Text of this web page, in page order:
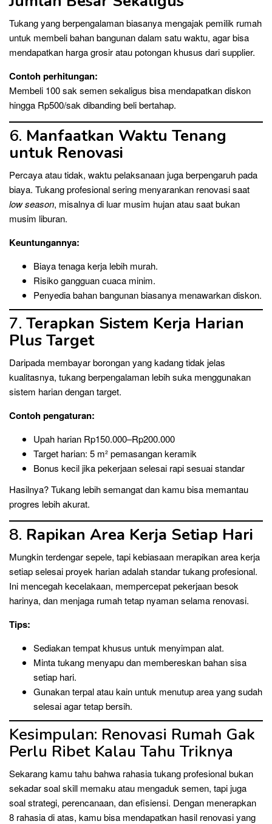
Tukang yang berpengalaman biasanya mengajak pemilik rumah
untuk membeli bahan bangunan dalam satu waktu, agar bisa
mendapatkan harga grosir atau potongan khusus dari supplier.
Contoh perhitungan:
Membeli 100 sak semen sekaligus bisa mendapatkan diskon
hingga Rp500/sak dibanding beli bertahap.
6. Manfaatkan Waktu Tenang
untuk Renovasi
Percaya atau tidak, waktu pelaksanaan juga berpengaruh pada
biaya. Tukang profesional sering menyarankan renovasi saat
low season, misalnya di luar musim hujan atau saat bukan
musim liburan.
Keuntungannya:
Biaya tenaga kerja lebih murah.
Risiko gangguan cuaca minim.
Penyedia bahan bangunan biasanya menawarkan diskon.
7. Terapkan Sistem Kerja Harian
Plus Target
Daripada membayar borongan yang kadang tidak jelas
kualitasnya, tukang berpengalaman lebih suka menggunakan
sistem harian dengan target.
Contoh pengaturan:
Upah harian Rp150.000–Rp200.000
Target harian: 5 m² pemasangan keramik
Bonus kecil jika pekerjaan selesai rapi sesuai standar
Hasilnya? Tukang lebih semangat dan kamu bisa memantau
progres lebih akurat.
8. Rapikan Area Kerja Setiap Hari
Mungkin terdengar sepele, tapi kebiasaan merapikan area kerja
setiap selesai proyek harian adalah standar tukang profesional.
Ini mencegah kecelakaan, mempercepat pekerjaan besok
harinya, dan menjaga rumah tetap nyaman selama renovasi.
Tips:
Sediakan tempat khusus untuk menyimpan alat.
Minta tukang menyapu dan membereskan bahan sisa
setiap hari.
Gunakan terpal atau kain untuk menutup area yang sudah
selesai agar tetap bersih.
Kesimpulan: Renovasi Rumah Gak
Perlu Ribet Kalau Tahu Triknya
Sekarang kamu tahu bahwa rahasia tukang profesional bukan
sekadar soal skill memaku atau mengaduk semen, tapi juga
soal strategi, perencanaan, dan efisiensi. Dengan menerapkan
8 rahasia di atas, kamu bisa mendapatkan hasil renovasi yang